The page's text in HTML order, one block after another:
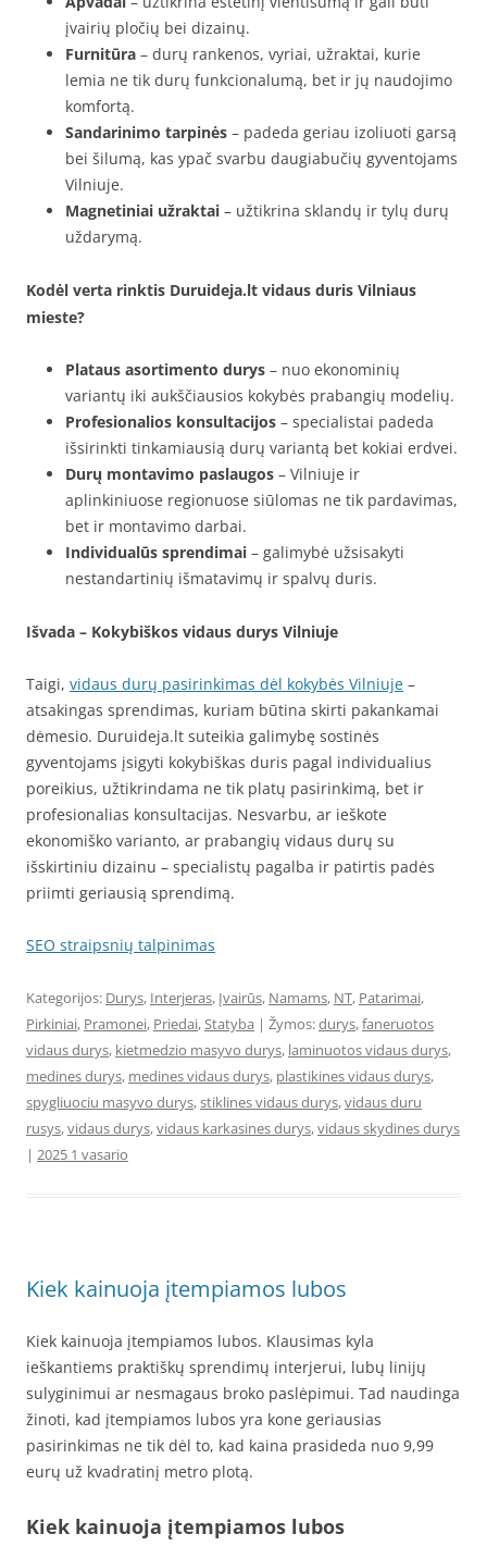
įvairių pločių bei dizainų.
Furnitūra – durų rankenos, vyriai, užraktai, kurie
lemia ne tik durų funkcionalumą, bet ir jų naudojimo
komfortą.
Sandarinimo tarpinės – padeda geriau izoliuoti garsą
bei šilumą, kas ypač svarbu daugiabučių gyventojams
Vilniuje.
Magnetiniai užraktai – užtikrina sklandų ir tylų durų
uždarymą.
Kodėl verta rinktis Duruideja.lt vidaus duris Vilniaus
mieste?
Plataus asortimento durys – nuo ekonominių
variantų iki aukščiausios kokybės prabangių modelių.
Profesionalios konsultacijos – specialistai padeda
išsirinkti tinkamiausią durų variantą bet kokiai erdvei.
Durų montavimo paslaugos – Vilniuje ir
aplinkiniuose regionuose siūlomas ne tik pardavimas,
bet ir montavimo darbai.
Individualūs sprendimai – galimybė užsisakyti
nestandartinių išmatavimų ir spalvų duris.
Išvada – Kokybiškos vidaus durys Vilniuje
Taigi, vidaus durų pasirinkimas dėl kokybės Vilniuje –
atsakingas sprendimas, kuriam būtina skirti pakankamai
dėmesio. Duruideja.lt suteikia galimybę sostinės
gyventojams įsigyti kokybiškas duris pagal individualius
poreikius, užtikrindama ne tik platų pasirinkimą, bet ir
profesionalias konsultacijas. Nesvarbu, ar ieškote
ekonomiško varianto, ar prabangių vidaus durų su
išskirtiniu dizainu – specialistų pagalba ir patirtis padės
priimti geriausią sprendimą.
SEO straipsnių talpinimas
Kategorijos: Durys, Interjeras, Įvairūs, Namams, NT, Patarimai,
Pirkiniai, Pramonei, Priedai,Statyba | Žymos:durys,faneruotos
vidaus durys, kietmedzio masyvo durys, laminuotos vidaus durys,
medines durys, medines vidaus durys, plastikines vidaus durys,
spygliuociu masyvo durys,stiklines vidaus durys,vidaus duru
rusys,vidaus durys,vidaus karkasines durys,vidaus skydines durys
| 2025 1 vasario
Kiek kainuoja įtempiamos lubos
Kiek kainuoja įtempiamos lubos. Klausimas kyla
ieškantiems praktiškų sprendimų interjerui, lubų linijų
sulyginimui ar nesmagaus broko paslėpimui. Tad naudinga
žinoti, kad įtempiamos lubos yra kone geriausias
pasirinkimas ne tik dėl to, kad kaina prasideda nuo 9,99
eurų už kvadratinį metro plotą.
Kiek kainuoja įtempiamos lubos